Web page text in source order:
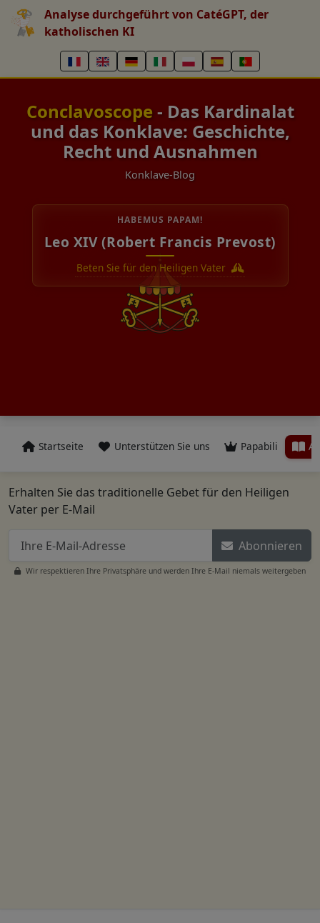
Analyse durchgeführt von CatéGPT, der
katholischen KI
Conclavoscope - Das Kardinalat
und das Konklave: Geschichte,
Recht und Ausnahmen
Konklave-Blog
HABEMUS PAPAM!
Leo XIV (Robert Francis Prevost)
Beten Sie für den Heiligen Vater
Startseite Unterstützen Sie uns Papabili
Erhalten Sie das traditionelle Gebet für den Heiligen
Vater per E-Mail
Abonnieren
Wir respektieren Ihre Privatsphäre und werden Ihre E-Mail niemals weitergeben